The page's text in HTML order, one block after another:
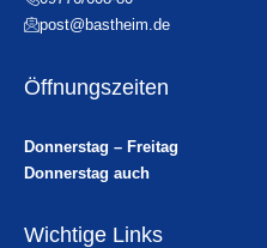
post@bastheim.de
Öffnungszeiten
Donnerstag – Freitag
Donnerstag auch
Wichtige Links